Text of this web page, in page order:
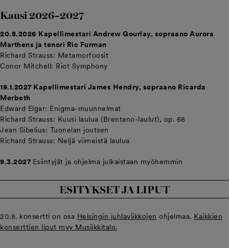
Kausi 2026–2027
20.8.2026 Kapellimestari Andrew Gourlay, sopraano Aurora
Marthens ja tenori Ric Furman
Richard Strauss: Metamorfoosit
Conor Mitchell: Riot Symphony
19.1.2027 Kapellimestari James Hendry, sopraano Ricarda
Merbeth
Edward Elgar: Enigma-muunnelmat
Richard Strauss: Kuusi laulua (Brentano-laulut), op. 68
Jean Sibelius: Tuonelan joutsen
Richard Strauss: Neljä viimeistä laulua
9.3.2027 Esiintyjät ja ohjelma julkaistaan myöhemmin
ESITYKSET JA LIPUT
20.8. konsertti on osa Helsingin juhlaviikkojen ohjelmaa. Kaikkien
konserttien liput myy Musiikkitalo.